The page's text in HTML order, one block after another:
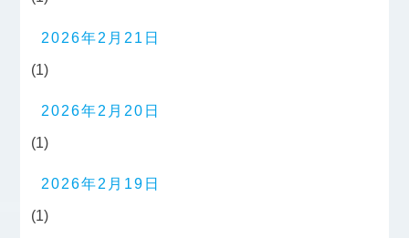
2026年2月21日
(1)
2026年2月20日
(1)
2026年2月19日
(1)